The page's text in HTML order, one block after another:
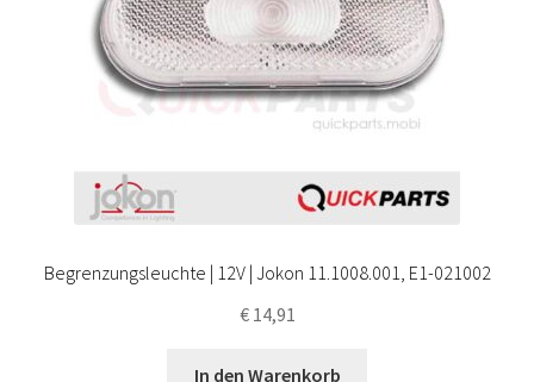
Begrenzungsleuchte | 12V | Jokon 11.1008.001, E1-021002
€14,91
In den Warenkorb